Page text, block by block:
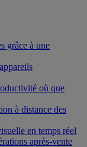
grâce à une
où que
à distance des
en temps réel
après-vente